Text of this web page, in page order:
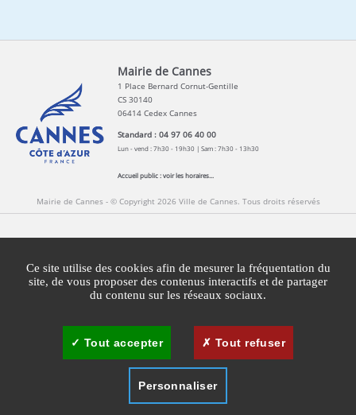
Mairie de Cannes
1 Place Bernard Cornut-Gentille
CS 30140
06414 Cedex Cannes
Standard : 04 97 06 40 00
Lun - vend : 7h30 - 19h30 | Sam : 7h30 - 13h30
Accueil public :voir les horaires...
Mairie de Cannes - © Copyright 2026 Ville de Cannes. Tous droits réservés
Mentions légales Agglomération Cannes Lérins
Plan du site Gestion des cookies
Ce site utilise des cookies afin de mesurer la fréquentation du
site, de vous proposer des contenus interactifs et de partager
du contenu sur les réseaux sociaux.
Tout accepter Tout refuser
Personnaliser